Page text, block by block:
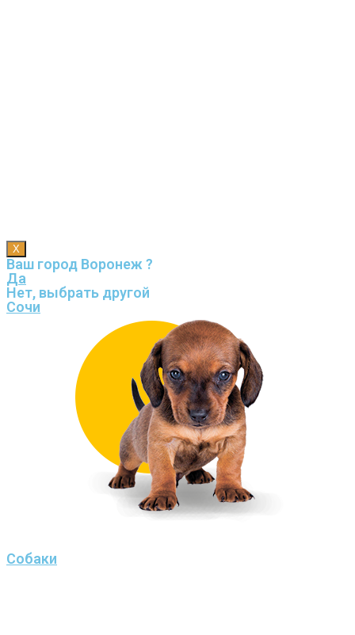
X
Ваш город Воронеж ?
Да
Нет, выбрать другой
Сочи
Собаки